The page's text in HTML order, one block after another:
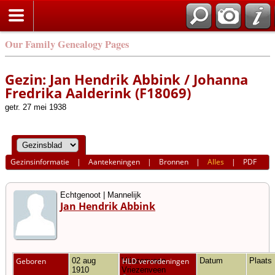
Our Family Genealogy Pages
Gezin: Jan Hendrik Abbink / Johanna
Fredrika Aalderink (F18069)
getr. 27 mei 1938
Gezinsinformatie |Aantekeningen | Bronnen |Alles | PDF
Echtgenoot | Mannelijk
Jan Hendrik Abbink
Geboren
02 aug
1910
Vriezenveen,
Vriezenveen
HLD verordeningen Datum Plaats